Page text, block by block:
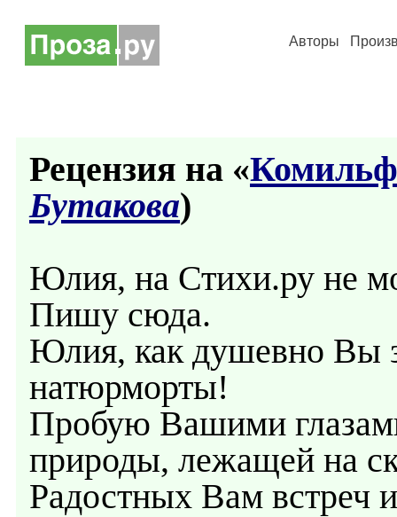
Авторы
Рецензия на «
Бутакова)
Юлия, на Стихи.ру не
Пишу сюда.
Юлия, как душевно Вы
натюрморты!
Пробую Вашими
природы, лежащей на
Радостных Вам встреч